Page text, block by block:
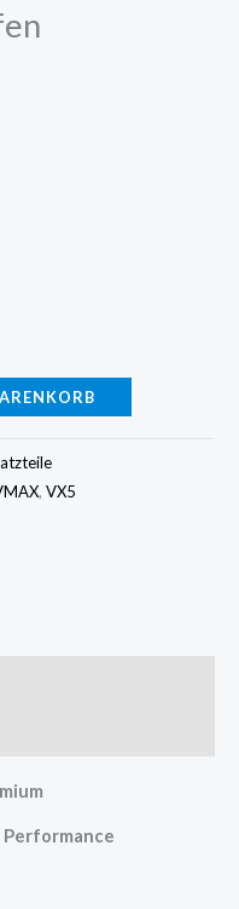
, VX5
Performance